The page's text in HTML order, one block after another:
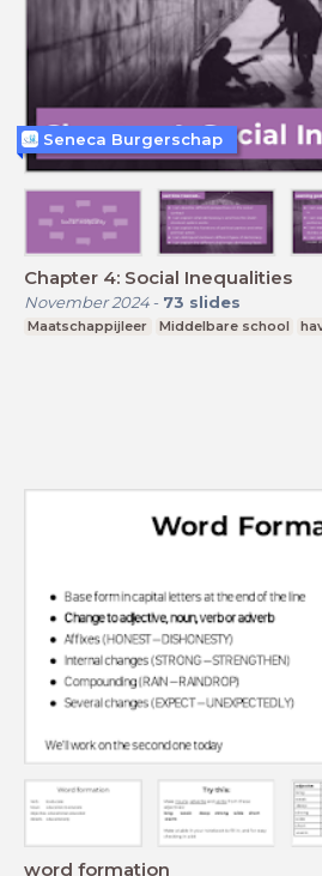
Chapter 4: Social Inequalities
November 2024- 73 slides
Maatschappijleer Middelbare school
Seneca Burgerschap
word formation